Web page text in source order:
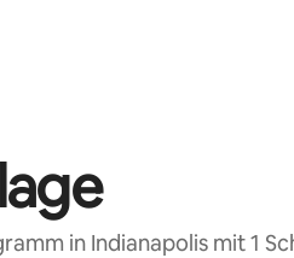
in Indianapolis mit 1